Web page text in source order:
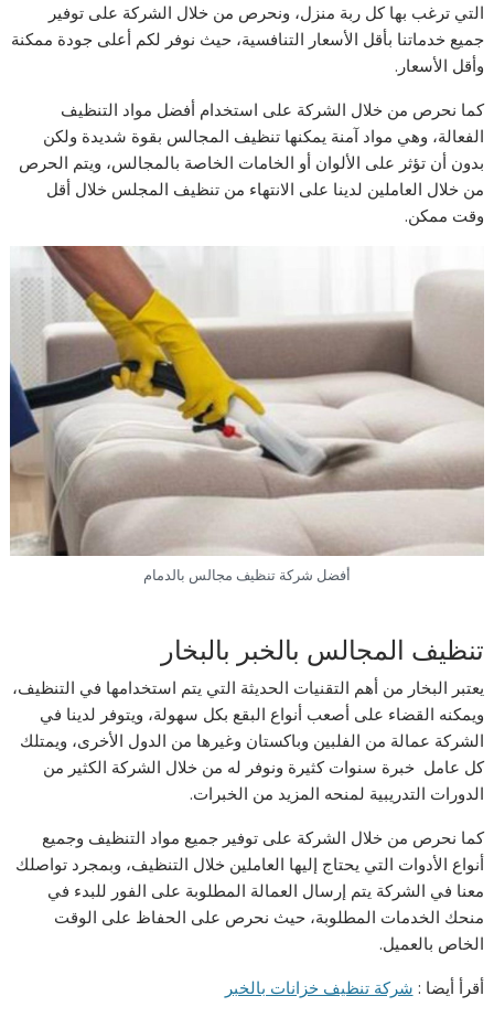
التي ترغب بها كل ربة منزل، ونحرص من خلال الشركة على توفير
جميع خدماتنا بأقل الأسعار التنافسية، حيث نوفر لكم أعلى جودة ممكنة
وأقل الأسعار.
كما نحرص من خلال الشركة على استخدام أفضل مواد التنظيف
الفعالة، وهي مواد آمنة يمكنها تنظيف المجالس بقوة شديدة ولكن
بدون أن تؤثر على الألوان أو الخامات الخاصة بالمجالس، ويتم الحرص
من خلال العاملين لدينا على الانتهاء من تنظيف المجلس خلال أقل
وقت ممكن.
أفضل شركة تنظيف مجالس بالدمام
تنظيف المجالس بالخبر بالبخار
يعتبر البخار من أهم التقنيات الحديثة التي يتم استخدامها في التنظيف،
ويمكنه القضاء على أصعب أنواع البقع بكل سهولة، ويتوفر لدينا في
الشركة عمالة من الفلبين وباكستان وغيرها من الدول الأخرى، ويمتلك
كل عامل خبرة سنوات كثيرة ونوفر له من خلال الشركة الكثير من
الدورات التدريبية لمنحه المزيد من الخبرات.
كما نحرص من خلال الشركة على توفير جميع مواد التنظيف وجميع
أنواع الأدوات التي يحتاج إليها العاملين خلال التنظيف، وبمجرد تواصلك
معنا في الشركة يتم إرسال العمالة المطلوبة على الفور للبدء في
منحك الخدمات المطلوبة، حيث نحرص على الحفاظ على الوقت
الخاص بالعميل.
أقرأ أيضا : شركة تنظيف خزانات بالخبر